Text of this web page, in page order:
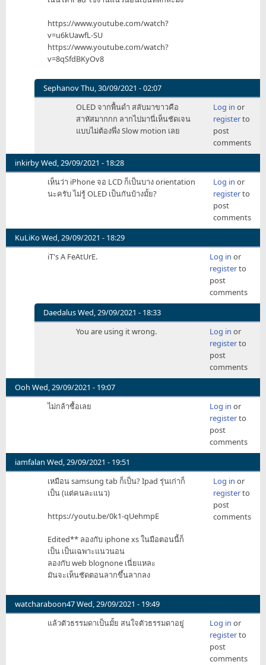
https://www.youtube.com/watch?
v=u6kUawfL-SU
https://www.youtube.com/watch?
v=8qSfdBKyOv8
SephanovThu, 30/09/2021 - 02:07
In
เป็น
เหมือน
กัน
หมด
by
SuMMoN
OLED จากพื้นดำ สลับมาขาวคือ
สาหัสมากกก ลากไปมานี่เห็นชัดเจน
แบบไม่ต้องพึ่ง Slow motion เลย
Log in or
registerto
post
comments
inkirbyWed, 29/09/2021 - 18:28
เห็นว่า iPhone จอ LCD ก็เป็นบาง orientation
นะครับ ไม่รู้ OLED เป็นกันบ้างมั้ย?
Log in or
registerto
post
comments
KuLiKo Wed, 29/09/2021 - 18:29
iT's A FeAtUrE.
Log in or
registerto
post
comments
DaedalusWed, 29/09/2021 - 18:33
In
FeAtUrE.
by
KuLiKo
You are using it wrong. Log in or
registerto
post
comments
Ooh Wed, 29/09/2021 - 19:07
ไม่กล้าซื้อเลย
Log in or
registerto
post
comments
iamfalan Wed, 29/09/2021 - 19:51
เหมือน samsung tab ก็เป็น? Ipad รุ่นเก่าก็
เป็น (แต่คนละแนว)
https://youtu.be/0k1-qUehmpE
Edited** ลองกับ iphone xs ในมือตอนนี้ก็
เป็น เป็นเฉพาะแนวนอน
ลองกับ web blognone เนี่ยแหละ
มันจะเห็นชัดตอนลากขึ้นลากลง
Log in or
registerto
post
comments
watcharaboon47Wed, 29/09/2021 - 19:49
แล้วตัวธรรมดาเป็นมั้ย สนใจตัวธรรมดาอยู่
Log in or
registerto
post
comments